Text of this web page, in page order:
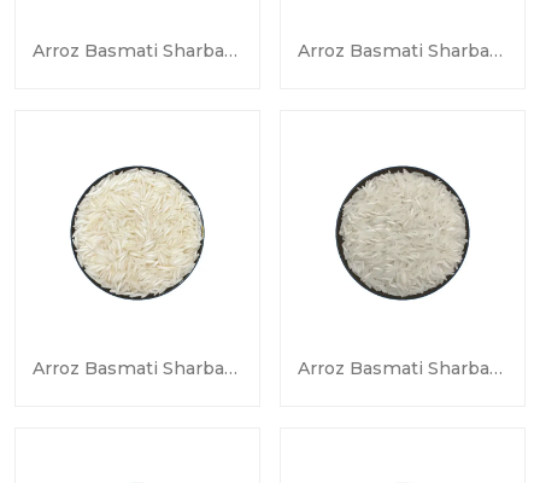
Arroz Basmati Sharbati Dorado Sella Arroz Basmati Sharbati Blanco Sella
Arroz Basmati Sharbati Vapor Arroz Basmati Sharbati Crudo